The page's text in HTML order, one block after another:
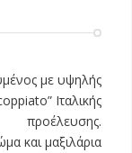
με υψηλής
Ιταλικής
προέλευσης.
και μαξιλάρια